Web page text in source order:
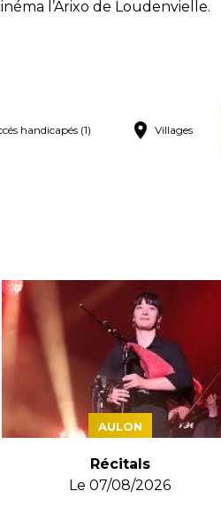
l’Arixo de Loudenvielle.
handicapés (1) Villages
AULON
Récitals
Le07/08/2026